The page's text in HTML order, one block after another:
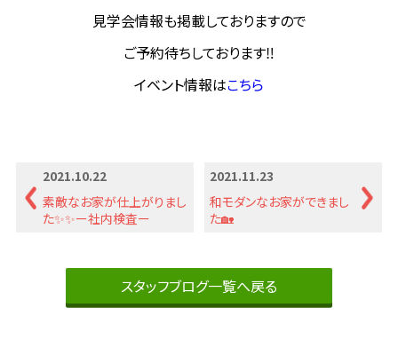
見学会情報も掲載しておりますので
ご予約待ちしております‼
イベント情報はこちら
2021.10.22
素敵なお家が仕上がりまし
た✨✨ー社内検査ー
2021.11.23
和モダンなお家ができまし
た🏡
スタッフブログ一覧へ戻る